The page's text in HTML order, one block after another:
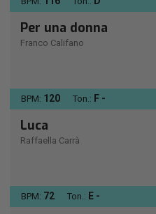
Per una donna
Franco Califano
BPM: 120 Ton.: F -
Luca
Raffaella Carrà
BPM: 72 Ton.: E -